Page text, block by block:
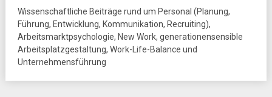
Wissenschaftliche Beiträge rund um Personal (Planung,
Führung, Entwicklung, Kommunikation, Recruiting),
Arbeitsmarktpsychologie, New Work, generationensensible
Arbeitsplatzgestaltung, Work-Life-Balance und
Unternehmensführung